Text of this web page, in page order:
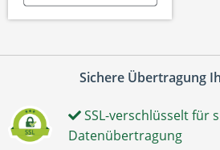
Sichere Übertragung
SSL-verschlüsselt für
Datenübertragung